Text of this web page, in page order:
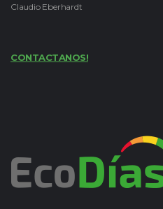
Claudio Eberhardt
CONTACTANOS!